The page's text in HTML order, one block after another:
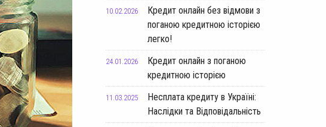
10.02.2026
Кредит онлайн без відмови з
поганою кредитною історією
легко!
24.01.2026
Кредит онлайн з поганою
кредитною історією
11.03.2025
Несплата кредиту в Україні:
Наслідки та Відповідальність